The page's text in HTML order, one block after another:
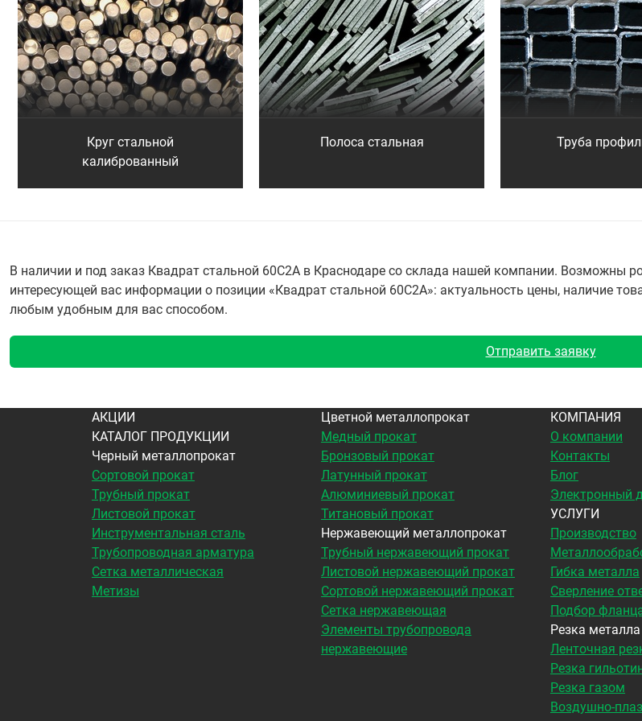
Круг стальной
калиброванный
Полоса стальная Труба
В наличии и под заказ Квадрат стальной 60С2А в Краснодаре со склада нашей компании. Возможны
интересующей вас информации о позиции «Квадрат стальной 60С2А»: актуальность цены, наличие
любым удобным для вас способом.
Отправить заявку
АКЦИИ
КАТАЛОГ ПРОДУКЦИИ
Черный металлопрокат
Сортовой прокат
Трубный прокат
Листовой прокат
Инструментальная сталь
Трубопроводная арматура
Сетка металлическая
Метизы
Цветной металлопрокат
Медный прокат
Бронзовый прокат
Латунный прокат
Алюминиевый прокат
Титановый прокат
Нержавеющий металлопрокат
Трубный нержавеющий прокат
Листовой нержавеющий прокат
Сортовой нержавеющий прокат
Сетка нержавеющая
Элементы трубопровода
нержавеющие
КОМПАНИЯ
О компании
Контакты
Блог
Электронный
УСЛУГИ
Производство
Гибка металла
Сверление
Подбор
Резка металла
Ленточная
Резка
Резка газом
Воздушно-